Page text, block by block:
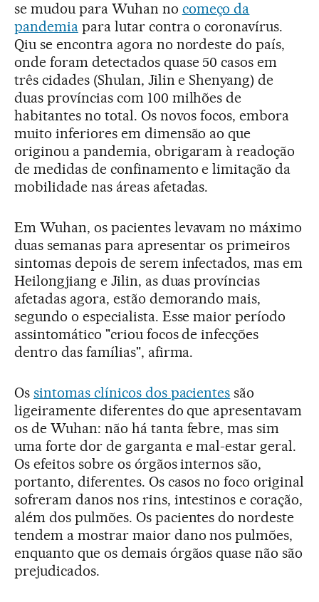
se mudou para Wuhan no começo da
pandemiapara lutar contra o coronavírus.
Qiu se encontra agora no nordeste do país,
onde foram detectados quase 50 casos em
três cidades (Shulan, Jilin e Shenyang) de
duas províncias com 100 milhões de
habitantes no total. Os novos focos, embora
muito inferiores em dimensão ao que
originou a pandemia, obrigaram à readoção
de medidas de confinamento e limitação da
mobilidade nas áreas afetadas.
Em Wuhan, os pacientes levavam no máximo
duas semanas para apresentar os primeiros
sintomas depois de serem infectados, mas em
Heilongjiang e Jilin, as duas províncias
afetadas agora, estão demorando mais,
segundo o especialista. Esse maior período
assintomático "criou focos de infecções
dentro das famílias", afirma.
Os sintomas clínicos dos pacientes são
ligeiramente diferentes do que apresentavam
os de Wuhan: não há tanta febre, mas sim
uma forte dor de garganta e mal-estar geral.
Os efeitos sobre os órgãos internos são,
portanto, diferentes. Os casos no foco original
sofreram danos nos rins, intestinos e coração,
além dos pulmões. Os pacientes do nordeste
tendem a mostrar maior dano nos pulmões,
enquanto que os demais órgãos quase não são
prejudicados.